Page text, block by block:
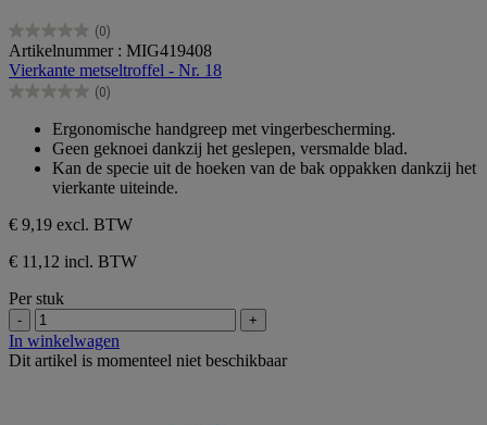
(0)
0.0
van
de
5
Artikelnummer : MIG419408
Vierkante metseltroffel - Nr. 18
(0)
0.0
sterren.
Ergonomische handgreep met vingerbescherming.
Geen geknoei dankzij het geslepen, versmalde blad.
Kan de specie uit de hoeken van de bak oppakken dankzij het
vierkante uiteinde.
€ 9,19 excl. BTW
€ 11,12 incl. BTW
Per stuk
- +
In winkelwagen
Dit artikel is momenteel niet beschikbaar